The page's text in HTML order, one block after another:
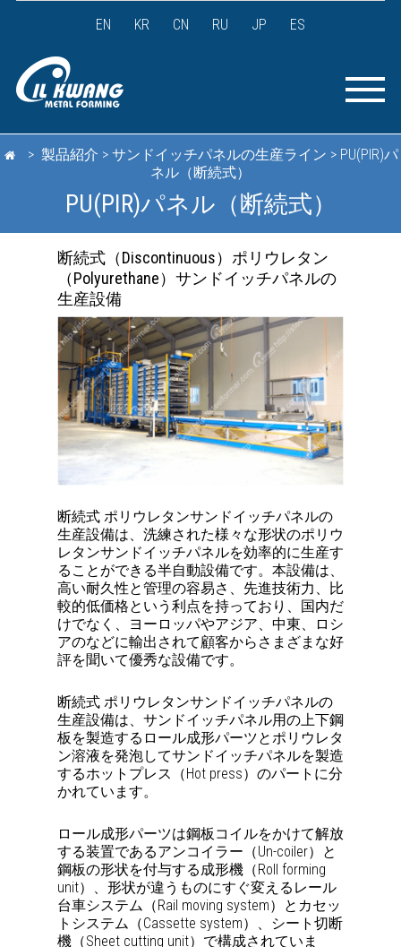
EN KR CN RU JP ES
> 製品紹介 > サンドイッチパネルの生産ライン > PU(PIR)パ
ネル（断続式）
PU(PIR)パネル（断続式）
断続式（Discontinuous）ポリウレタン
（Polyurethane）サンドイッチパネルの
生産設備
断続式 ポリウレタンサンドイッチパネルの
生産設備は、洗練された様々な形状のポリウ
レタンサンドイッチパネルを効率的に生産す
ることができる半自動設備です。本設備は、
高い耐久性と管理の容易さ、先進技術力、比
較的低価格という利点を持っており、国内だ
けでなく、ヨーロッパやアジア、中東、ロシ
アのなどに輸出されて顧客からさまざまな好
評を聞いて優秀な設備です。
断続式 ポリウレタンサンドイッチパネルの
生産設備は、サンドイッチパネル用の上下鋼
板を製造するロール成形パーツとポリウレタ
ン溶液を発泡してサンドイッチパネルを製造
するホットプレス（Hot press）のパートに分
かれています。
ロール成形パーツは鋼板コイルをかけて解放
する装置であるアンコイラー（Un-coiler）と
鋼板の形状を付与する成形機（Roll forming
unit）、形状が違うものにすぐ変えるレール
台車システム（Rail moving system）とカセッ
トシステム（Cassette system）、シート切断
機（Sheet cutting unit）で構成されていま